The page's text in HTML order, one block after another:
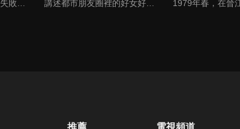
講述都市朋友圈裡的好女好男們，在生活與職場的人際關係中經受重重磨練，解鎖夫妻與朋友之間最自洽的相處之道，尋找幸福真諦的故事。
推薦 電視頻道